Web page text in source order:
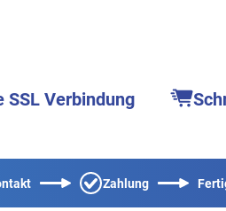
SSL Verbindung
Zahlung